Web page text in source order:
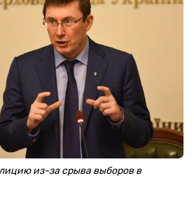
из-за срыва выборов в